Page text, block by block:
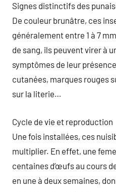
Signes distinctifs des
De couleur brunâtre, ces
généralement entre 1 à 7
de sang, ils peuvent virer à
symptômes de leur
cutanées, marques rouges
sur la literie…
Cycle de vie et reproduction
Une fois installées, ces
multiplier. En effet, une
centaines d’œufs au cours
en une à deux semaines,